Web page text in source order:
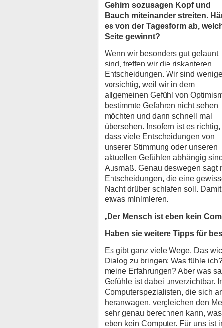
Gehirn sozusagen Kopf und
Bauch miteinander streiten.
es von der Tagesform ab,
Seite gewinnt?
Wenn wir besonders gut gelaunt
sind, treffen wir die riskanteren
Entscheidungen. Wir sind
vorsichtig, weil wir in dem
allgemeinen Gefühl von
bestimmte Gefahren nicht sehen
möchten und dann schnell mal
übersehen. Insofern ist es richtig,
dass viele Entscheidungen von
unserer Stimmung oder unseren
aktuellen Gefühlen abhängig
Ausmaß. Genau deswegen sagt
Entscheidungen, die eine
Nacht drüber schlafen soll.
etwas minimieren.
Der Mensch ist eben kein
Haben sie weitere Tipps für
Es gibt ganz viele Wege. Das
Dialog zu bringen: Was fühle
meine Erfahrungen? Aber was
Gefühle ist dabei unverzichtbar.
Computerspezialisten, die sich
heranwagen, vergleichen den
sehr genau berechnen kann,
eben kein Computer. Für uns ist